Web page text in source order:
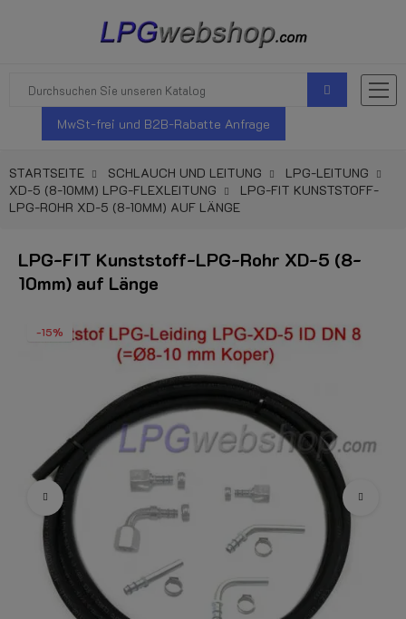
MwSt-frei und B2B-Rabatte Anfrage
STARTSEITE SCHLAUCH UND LEITUNG
LPG-LEITUNG
XD-5 (8-10MM) LPG-FLEXLEITUNG
LPG-FIT KUNSTSTOFF-
LPG-ROHR XD-5 (8-10MM) AUF LÄNGE
LPG-FIT Kunststoff-LPG-Rohr XD-5 (8-
10mm) auf Länge
-15%